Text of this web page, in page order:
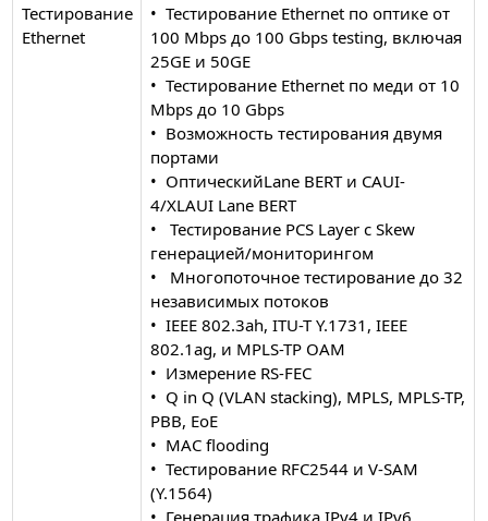
Тестирование
Ethernet
• Тестирование Ethernet по оптике от
100 Mbps до 100 Gbps testing, включая
25GE и 50GE
• Тестирование Ethernet по меди от 10
Mbps до 10 Gbps
• Возможность тестирования двумя
портами
• ОптическийLane BERT и CAUI-
4/XLAUI Lane BERT
• Тестирование PCS Layer с Skew
генерацией/мониторингом
• Многопоточное тестирование до 32
независимых потоков
• IEEE 802.3ah, ITU-T Y.1731, IEEE
802.1ag, и MPLS-TP OAM
• Измерение RS-FEC
• Q in Q (VLAN stacking), MPLS, MPLS-TP,
PBB, EoE
• MAC flooding
• Тестирование RFC2544 и V-SAM
(Y.1564)
• Генерация трафика IPv4 и IPv6